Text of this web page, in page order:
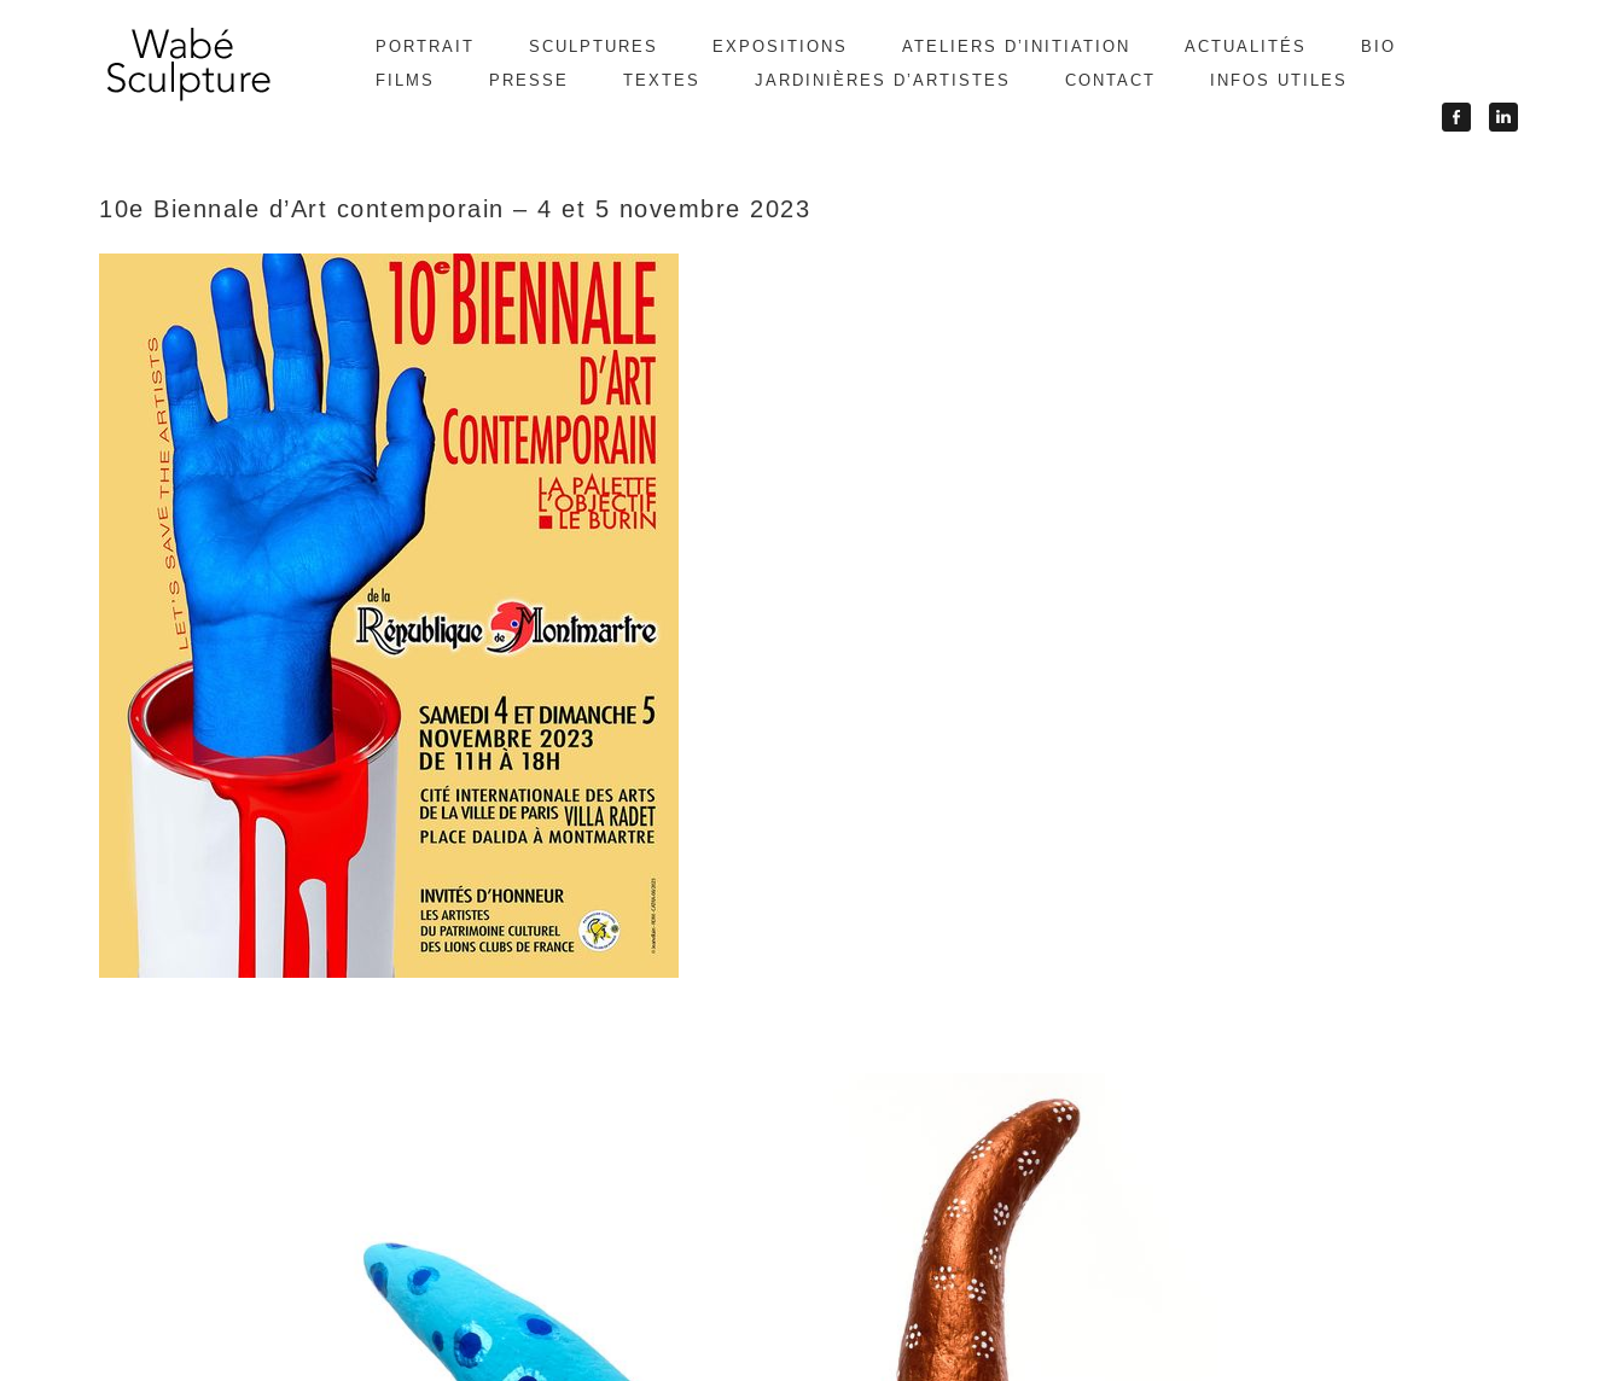
PORTRAIT SCULPTURES EXPOSITIONS ATELIERS D’INITIATION ACTUALITÉS
BIO
FILMS
PRESSE TEXTES JARDINIÈRES D’ARTISTES CONTACT INFOS UTILES
10e Biennale d’Art contemporain – 4 et 5 novembre 2023